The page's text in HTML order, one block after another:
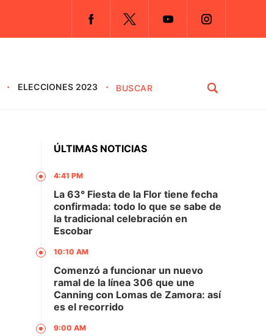
ELECCIONES 2023
ÚLTIMAS NOTICIAS
4:41 PM
La 63° Fiesta de la Flor tiene fecha
confirmada: todo lo que se sabe de
la tradicional celebración en
Escobar
10:10 AM
Comenzó a funcionar un nuevo
ramal de la línea 306 que une
Canning con Lomas de Zamora: así
es el recorrido
9:00 AM